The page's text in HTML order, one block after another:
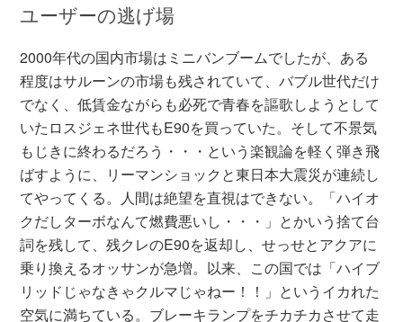
ユーザーの逃げ場
2000年代の国内市場はミニバンブームでしたが、ある
程度はサルーンの市場も残されていて、バブル世代だけ
でなく、低賃金ながらも必死で青春を謳歌しようとして
いたロスジェネ世代もE90を買っていた。そして不景気
もじきに終わるだろう・・・という楽観論を軽く弾き飛
ばすように、リーマンショックと東日本大震災が連続し
てやってくる。人間は絶望を直視はできない。「ハイオ
クだしターボなんて燃費悪いし・・・」とかいう捨て台
詞を残して、残クレのE90を返却し、せっせとアクアに
乗り換えるオッサンが急増。以来、この国では「ハイブ
リッドじゃなきゃクルマじゃねー！！」というイカれた
空気に満ちている。ブレーキランプをチカチカさせて走